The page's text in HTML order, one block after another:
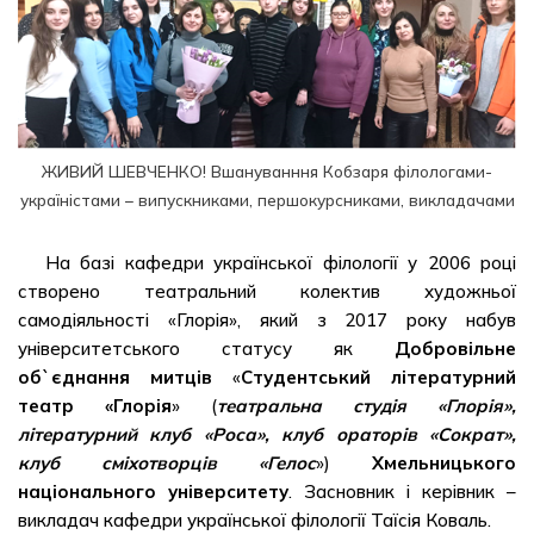
ЖИВИЙ ШЕВЧЕНКО! Вшануванння Кобзаря філологами-
україністами – випускниками, першокурсниками, викладачами
На базі кафедри української філології у 2006 році
створено театральний колектив художньої
самодіяльності «Глорія», який з 2017 року набув
університетського статусу як Добровільне
об`єднання митців «Студентський літературний
театр «Глорія» (театральна студія «Глорія»,
літературний клуб «Роса», клуб ораторів «Сократ»,
клуб сміхотворців «Гелос») Хмельницького
національного університету. Засновник і керівник –
викладач кафедри української філології Таїсія Коваль.